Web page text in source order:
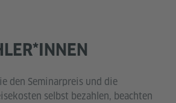
den Seminarpreis und die
selbst bezahlen, beachten